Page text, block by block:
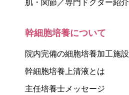
肌・関節／専門ドクター紹介
幹細胞培養について
院内完備の細胞培養加工施設
幹細胞培養上清液とは
主任培養士メッセージ